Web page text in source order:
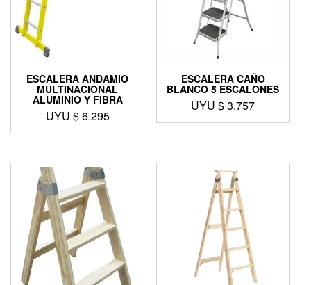
ESCALERA ANDAMIO
MULTINACIONAL
ALUMINIO Y FIBRA
UYU $6.295
ESCALERA CAÑO
BLANCO 5 ESCALONES
UYU $3.757